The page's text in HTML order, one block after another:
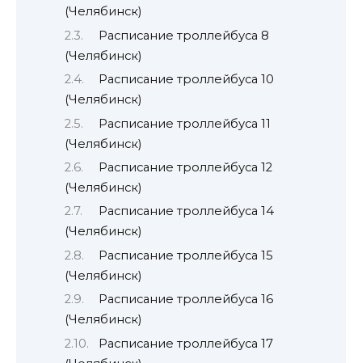
(Челябинск)
Расписание троллейбуса 8
(Челябинск)
Расписание троллейбуса 10
(Челябинск)
Расписание троллейбуса 11
(Челябинск)
Расписание троллейбуса 12
(Челябинск)
Расписание троллейбуса 14
(Челябинск)
Расписание троллейбуса 15
(Челябинск)
Расписание троллейбуса 16
(Челябинск)
Расписание троллейбуса 17